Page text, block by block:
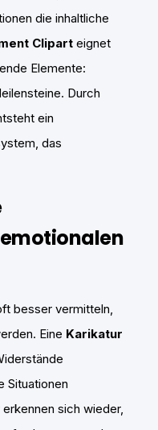
die inhaltliche
Clipart eignet
Elemente:
Durch
ein
das
besser vermitteln,
Eine Karikatur
Situationen
sich wieder,